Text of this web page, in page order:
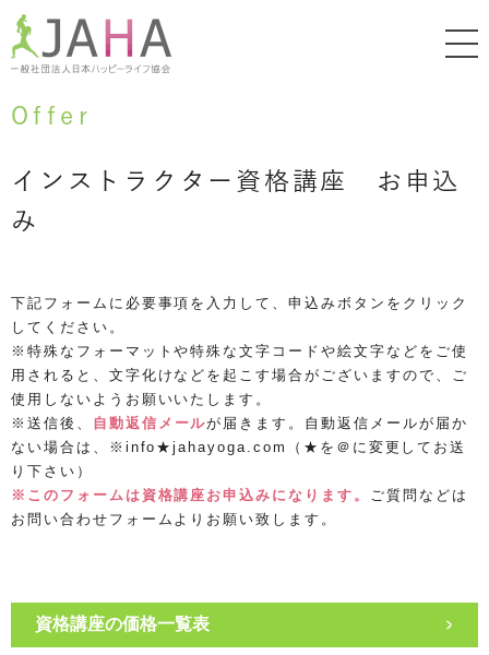
Offer
インストラクター資格講座 お申込
み
下記フォームに必要事項を入力して、申込みボタンをクリック
してください。
※特殊なフォーマットや特殊な⽂字コードや絵文字などをご使
⽤されると、⽂字化けなどを起こす場合がございますので、ご
使⽤しないようお願いいたします。
※送信後、 自動返信メールが届きます。自動返信メールが届か
ない場合は、※info★jahayoga.com（★を＠に変更してお送
り下さい）
※このフォームは資格講座お申込みになります。 ご質問などは
お問い合わせフォームよりお願い致します。
>